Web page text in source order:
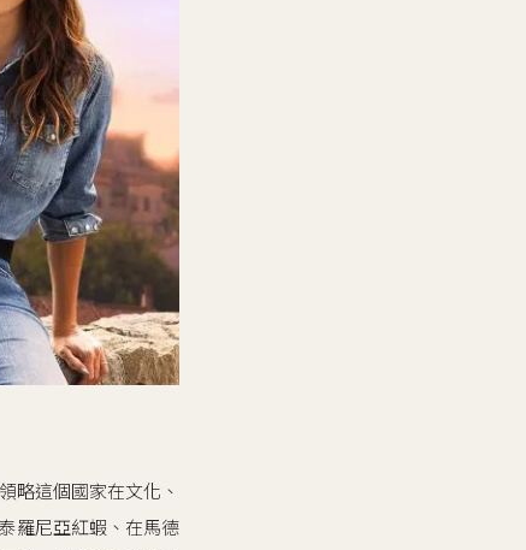
略這個國家在文化、
羅尼亞紅蝦、在馬德